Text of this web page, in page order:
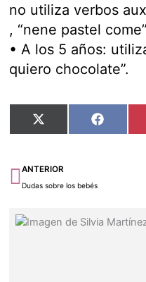
no utiliza verbos
, “nene pastel
• A los 5 años:
quiero chocolate”.
Compartir
en
X
(Twitter) en
Ant
ANTERIOR
Dudas sobre los bebés